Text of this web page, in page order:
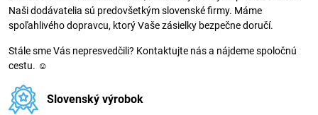
Naši dodávatelia sú predovšetkým slovenské firmy. Máme
spoľahlivého dopravcu, ktorý Vaše zásielky bezpečne doručí.
Stále sme Vás nepresvedčili? Kontaktujte nás a nájdeme spoločnú
cestu. ☺
Slovenský výrobok